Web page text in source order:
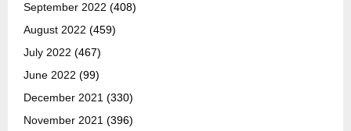
September 2022 (408)
August 2022 (459)
July 2022 (467)
June 2022 (99)
December 2021 (330)
November 2021 (396)